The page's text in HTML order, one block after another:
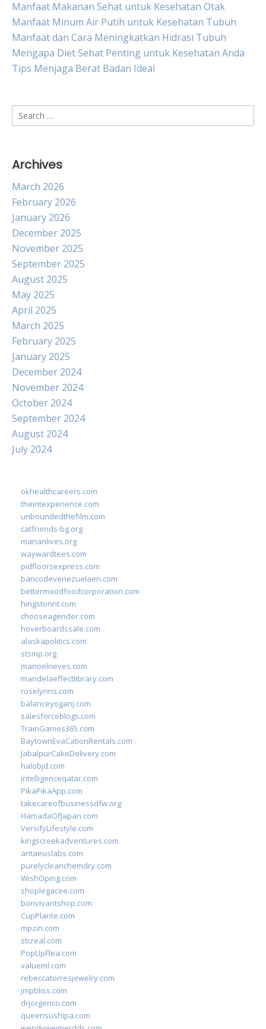
Manfaat Makanan Sehat untuk Kesehatan Otak
Manfaat Minum Air Putih untuk Kesehatan Tubuh
Manfaat dan Cara Meningkatkan Hidrasi Tubuh
Mengapa Diet Sehat Penting untuk Kesehatan Anda
Tips Menjaga Berat Badan Ideal
Search
for:
Archives
March 2026
February 2026
January 2026
December 2025
November 2025
September 2025
August 2025
May 2025
April 2025
March 2025
February 2025
January 2025
December 2024
November 2024
October 2024
September 2024
August 2024
July 2024
okhealthcareers.com
theintexperience.com
unboundedthefilm.com
catfriends-bg.org
marianlives.org
waywardtees.com
pidfloorsexpress.com
bancodevenezuelaen.com
bettermoodfoodcorporation.com
hingstonnt.com
chooseagender.com
hoverboardssale.com
alaskapolitics.com
stsmp.org
manoelneves.com
mandelaeffectlibrary.com
roselynns.com
balanceyoganj.com
salesforceblogs.com
TrainGames365.com
BaytownEvaCationRentals.com
JabalpurCakeDelivery.com
halobjd.com
intelligenceqatar.com
PikaPikaApp.com
takecareofbusinessdfw.org
HamadaOfJapan.com
VersifyLifestyle.com
kingscreekadventures.com
antaeuslabs.com
purelycleanchemdry.com
WishOping.com
shoplegacee.com
bonvivantshop.com
CupPlante.com
mpzin.com
stcreal.com
PopUpFlea.com
valueml.com
rebeccatorresjewelry.com
jmpbliss.com
drjorgerico.com
queensushipa.com